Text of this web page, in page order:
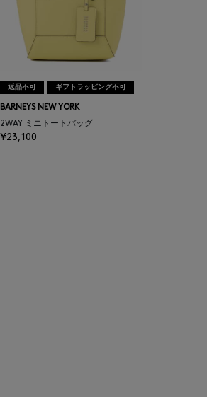
返品不可 ギフトラッピング不可
BARNEYS NEW YORK
2WAY ミニトートバッグ
¥23,100